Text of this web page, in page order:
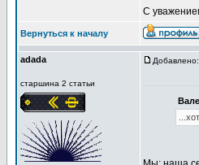
С
Вернуться к началу
adada
старшина 2 статьи